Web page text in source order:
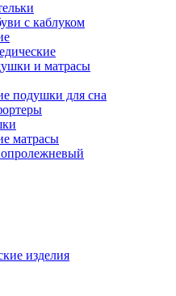
с каблуком
и матрасы
подушки для сна
матрасы
изделия